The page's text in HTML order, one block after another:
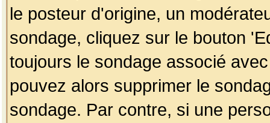
le posteur d'origine, un
sondage, cliquez sur le bouton
toujours le sondage associé
pouvez alors supprimer le
sondage. Par contre, si une